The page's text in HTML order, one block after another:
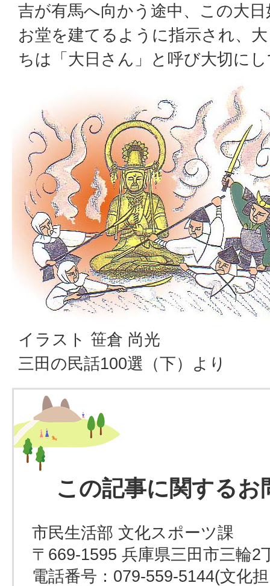
吉が有馬へ向かう途中、この大
お堂を建てるように指示され、
ちは「大日さん」と呼び大切に
イラスト 笹倉 尚光
三田の民話100選（下）より
この記事に関するお
市民生活部 文化スポーツ課
〒669-1595 兵庫県三田市三輪2
電話番号：079-559-5144(文化